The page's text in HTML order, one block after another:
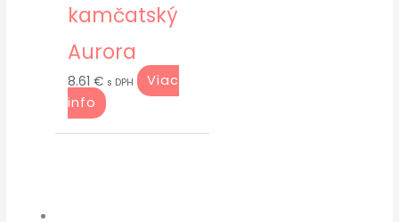
kamčatský
Aurora
8.61 € s DPH
Viac
info